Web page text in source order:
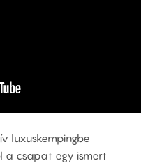
luxuskempingbe
a csapat egy ismert